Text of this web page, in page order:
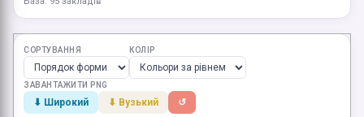
СОРТУВАННЯ КОЛІР
ЗАВАНТАЖИТИ PNG
⬇ Широкий ⬇ Вузький ↺